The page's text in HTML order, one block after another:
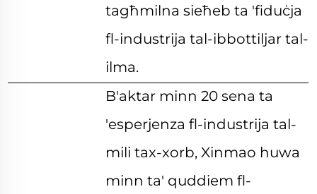
tagħmilna sieħeb ta 'fiduċja
fl-industrija tal-ibbottiljar tal-
ilma.
B'aktar minn 20 sena ta
'esperjenza fl-industrija tal-
mili tax-xorb, Xinmao huwa
minn ta' quddiem fl-